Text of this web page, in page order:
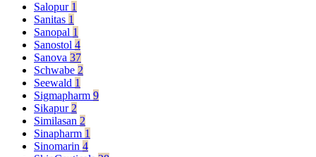
Salopur 1
Sanitas 1
Sanopal 1
Sanostol 4
Sanova 37
Schwabe 2
Seewald 1
Sigmapharm 9
Sikapur 2
Similasan 2
Sinapharm 1
Sinomarin 4